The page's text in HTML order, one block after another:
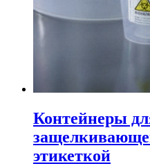
Контейнеры
этикеткой